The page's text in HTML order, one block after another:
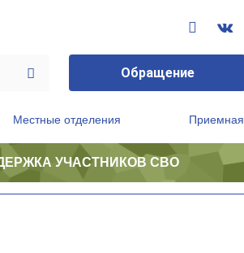
Обращение
Местные отделения Приемная
УЧАСТНИКОВ СВО